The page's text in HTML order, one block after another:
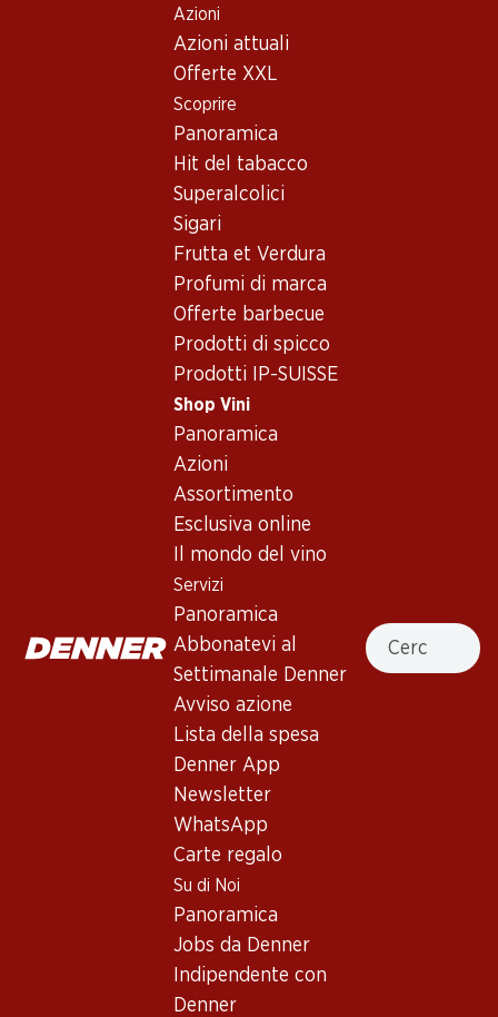
Azioni
Azioni attuali
Offerte XXL
Scoprire
Panoramica
Hit del tabacco
Superalcolici
Sigari
Frutta et Verdura
Profumi di marca
Offerte barbecue
Prodotti di spicco
Prodotti IP-SUISSE
Shop Vini
Panoramica
Azioni
Assortimento
Esclusiva online
Il mondo del vino
Servizi
Panoramica
Abbonatevi al
Settimanale Denner
Avviso azione
Lista della spesa
Denner App
Newsletter
WhatsApp
Carte regalo
Su di Noi
Panoramica
Jobs da Denner
Indipendente con
Denner
Cercare
Vino/champagne
Piemonte
Cascina Riveri Langhe DOC Nebbiolo
Fronte Retro Imballaggio
Cascina Riveri Langhe DOC
Piemonte , 2024
Rosso rubino intenso con bordi arancioni. Complesso al naso,
con note di fiori, di more e di ribes nero. Al palato pieno, con